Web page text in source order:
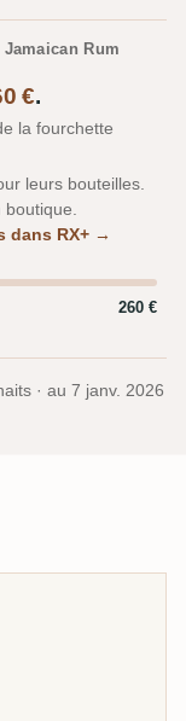
Rum
€.
la fourchette
leurs bouteilles.
boutique.
dans RX+ →
260 €
· au 7 janv. 2026